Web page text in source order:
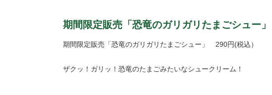
期間限定販売「恐竜のガリガリたまごシュー」
期間限定販売「恐竜のガリガリたまごシュー」 290円(税込）
ザクッ！ガリッ！恐竜のたまごみたいなシュークリーム！